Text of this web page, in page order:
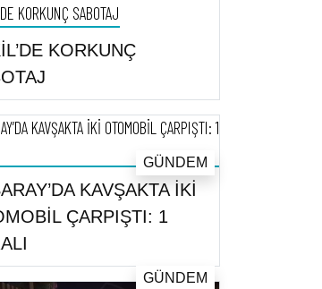
KORKUNÇ
GÜNDEM
KAVŞAKTA İKİ
ÇARPIŞTI: 1
GÜNDEM